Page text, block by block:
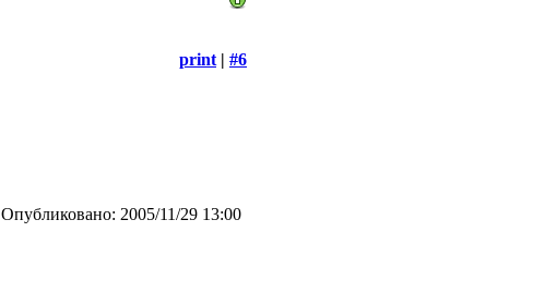
print | #6
Опубликовано: 2005/11/29 13:00